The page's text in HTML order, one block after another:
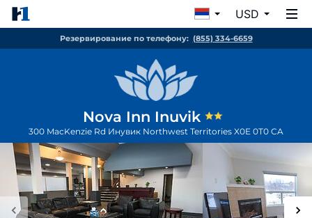
USD
Резервирование по телефону: (855) 334-6659
Nova Inn Inuvik
300 MacKenzie Rd Инувик Northwest Territories X0E 0T0 CA